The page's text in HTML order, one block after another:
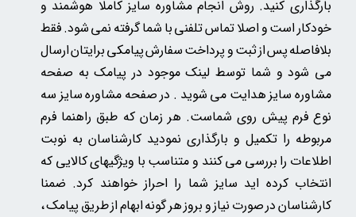
بارگذاری کنید. روش انجام مشاوره سایز کاملا هوشمند و
خودکار است و اصلا تماس تلفنی با شما گرفته نمی شود. فقط
بلافاصله پس از ثبت و پرداخت سفارش پیامکی برایتان ارسال
می شود و شما توسط لینک موجود در پیامک به صفحه
مشاوره سایز هدایت می شوید . در صفحه مشاوره سایز سه
نوع فرم پیش روی شماست. هر زمان که طبق راهنما فرم
مربوطه را تکمیل و بارگذاری نمودید کارشناسان به نوبت
اطلاعات را بررسی می کنند و متناسب با ویژگیهای کالایی که
انتخاب کرده اید سایز شما را احراز خواهند کرد. ضمنا
کارشناسان در صورت نیاز و بروز هر گونه ابهام از طریق پیامک ،